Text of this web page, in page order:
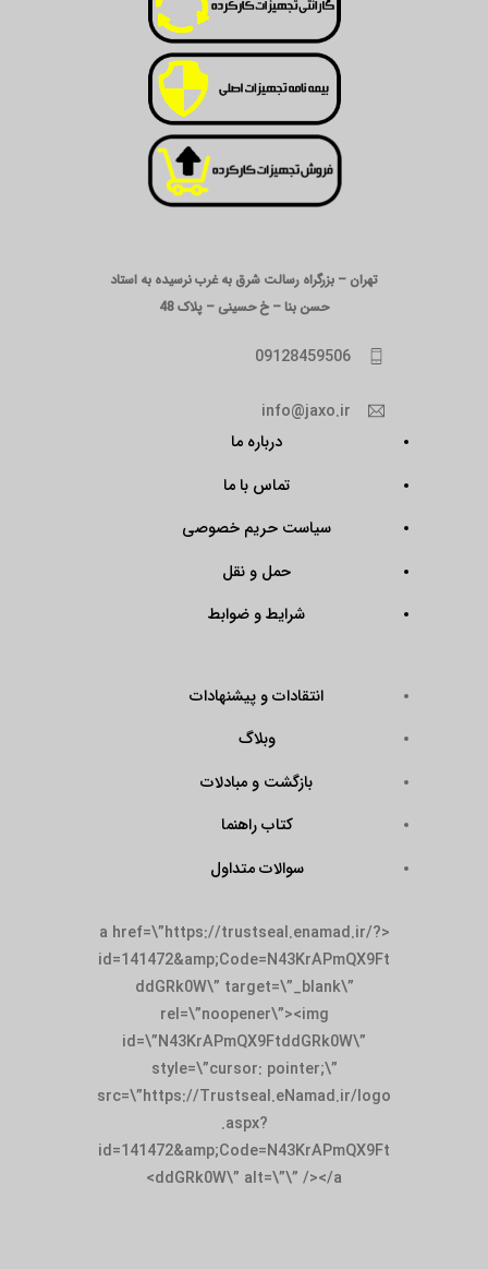
تهران – بزرگراه رسالت شرق به غرب نرسیده به استاد
حسن بنا – خ حسینی – پلاک 48
09128459506
info@jaxo.ir
درباره ما
تماس با ما
سیاست حریم خصوصی
حمل و نقل
شرایط و ضوابط
انتقادات و پیشنهادات
وبلاگ
بازگشت و مبادلات
کتاب راهنما
سوالات متداول
<a href=\”https://trustseal.enamad.ir/?
id=141472&amp;Code=N43KrAPmQX9Ft
ddGRk0W\” target=\”_blank\”
rel=\”noopener\”><img
id=\”N43KrAPmQX9FtddGRk0W\”
style=\”cursor: pointer;\”
src=\”https://Trustseal.eNamad.ir/logo
.aspx?
id=141472&amp;Code=N43KrAPmQX9Ft
ddGRk0W\” alt=\”\” /></a>